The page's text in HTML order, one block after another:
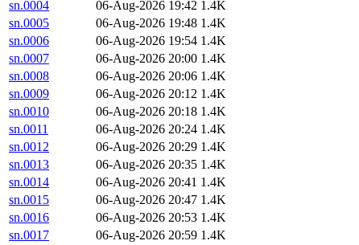
sn.0004
06-Aug-2026 19:42 1.4K
sn.0005
06-Aug-2026 19:48 1.4K
sn.0006
06-Aug-2026 19:54 1.4K
sn.0007
06-Aug-2026 20:00 1.4K
sn.0008
06-Aug-2026 20:06 1.4K
sn.0009
06-Aug-2026 20:12 1.4K
sn.0010
06-Aug-2026 20:18 1.4K
sn.0011
06-Aug-2026 20:24 1.4K
sn.0012
06-Aug-2026 20:29 1.4K
sn.0013
06-Aug-2026 20:35 1.4K
sn.0014
06-Aug-2026 20:41 1.4K
sn.0015
06-Aug-2026 20:47 1.4K
sn.0016
06-Aug-2026 20:53 1.4K
sn.0017
06-Aug-2026 20:59 1.4K